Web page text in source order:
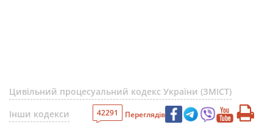
Цивільний процесуальний кодекс України (ЗМІСТ)
Інши кодекси
42291 Переглядів